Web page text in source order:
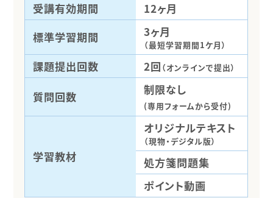
受講有効期間
12ヶ月
標準学習期間
3ヶ月
（最短学習期間1ケ月）
課題提出回数 2回 （オンラインで提出）
質問回数 制限なし
(専用フォームから受付)
学習教材
オリジナルテキスト
（現物・デジタル版）
処方箋問題集
ポイント動画